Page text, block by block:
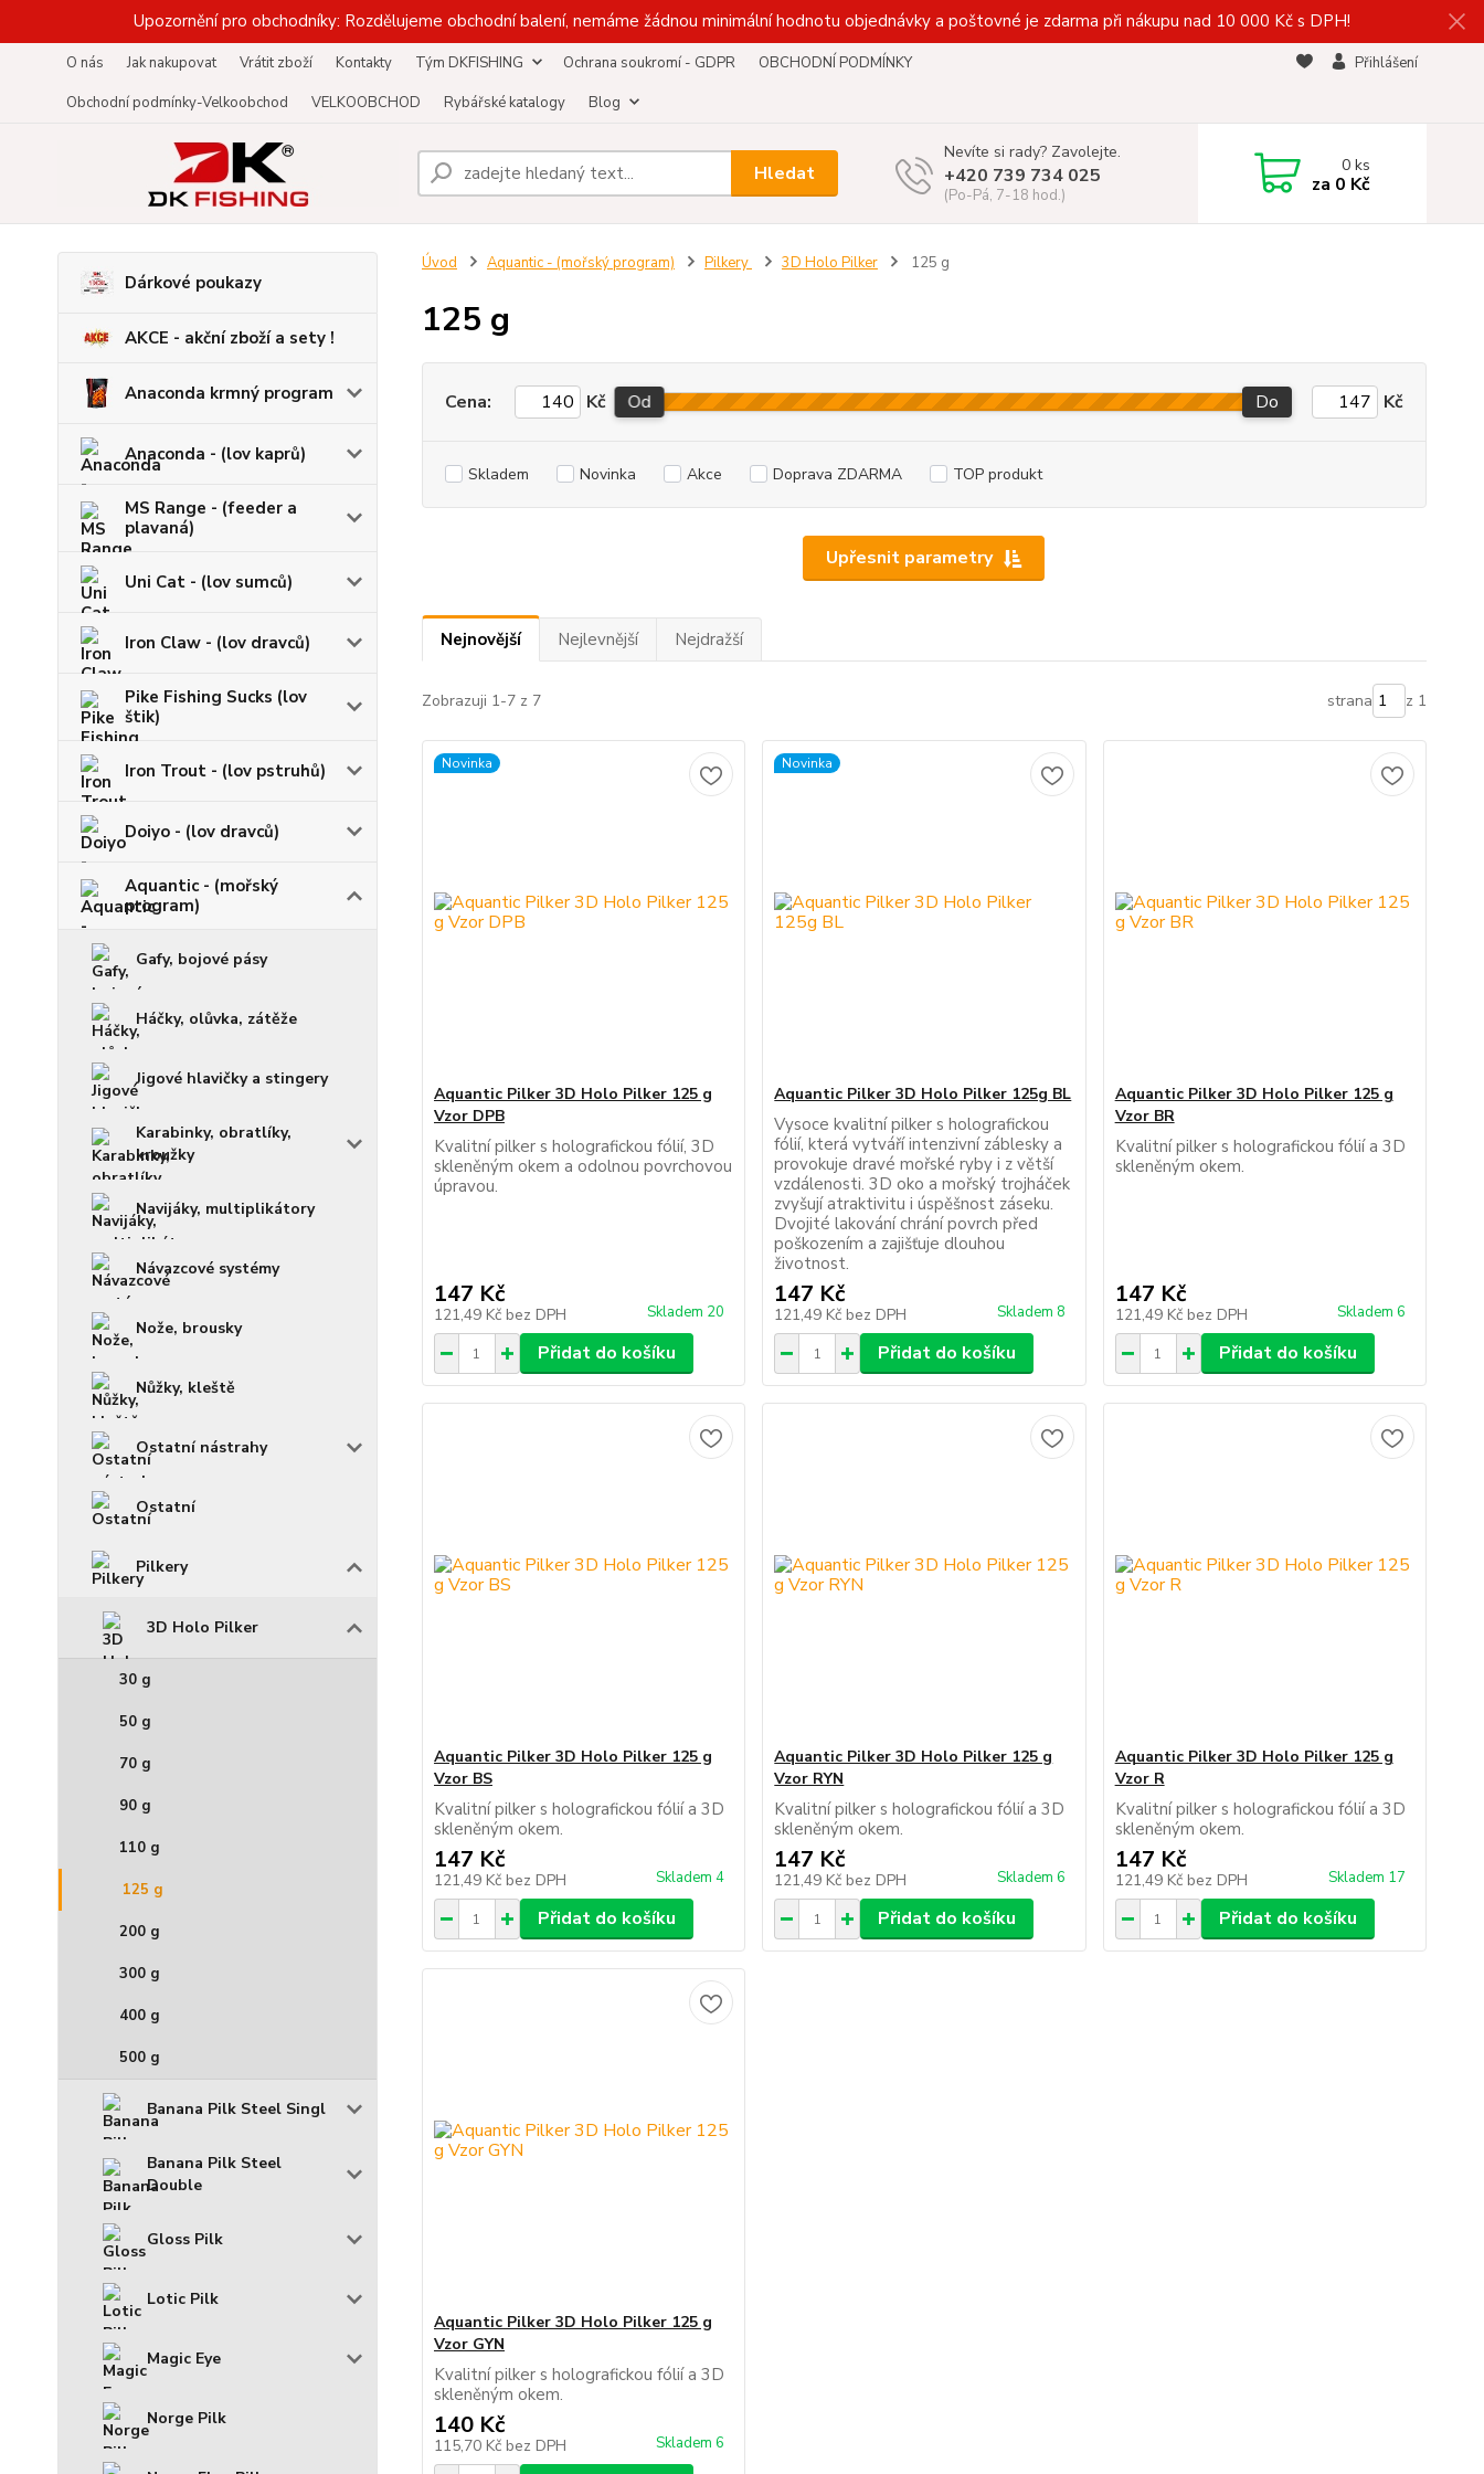
Upozornění pro obchodníky: Rozdělujeme obchodní balení, nemáme žádnou minimální hodnotu objednávky a poštovné je zdarma při nákupu nad 10 000 Kč s DPH!
O nás Jak nakupovat Vrátit zboží Kontakty Tým DKFISHING Ochrana soukromí - GDPR
OBCHODNÍ PODMÍNKY
Obchodní podmínky-Velkoobchod
VELKOOBCHOD Rybářské katalogy Blog
Přihlášení
Hledat
Nevíte si rady? Zavolejte.
+420 739 734 025
(Po-Pá, 7-18 hod.)
0ks
za 0 Kč
Dárkové poukazy
AKCE - akční zboží a sety !
Anaconda krmný program
Anaconda - (lov kaprů)
MS Range - (feeder a
plavaná)
Uni Cat - (lov sumců)
Iron Claw - (lov dravců)
Pike Fishing Sucks (lov
štik)
Iron Trout - (lov pstruhů)
Doiyo - (lov dravců)
Aquantic - (mořský
program)
Gafy, bojové pásy
Háčky, olůvka, zátěže
Jigové hlavičky a stingery
Karabinky, obratlíky,
kroužky
Navijáky, multiplikátory
Návazcové systémy
Nože, brousky
Nůžky, kleště
Ostatní nástrahy
Ostatní
Pilkery
3D Holo Pilker
30 g
50 g
70 g
90 g
110 g
125 g
200 g
300 g
400 g
500 g
Banana Pilk Steel Singl
Banana Pilk Steel
Double
Gloss Pilk
Lotic Pilk
Magic Eye
Norge Pilk
Úvod Aquantic - (mořský program) Pilkery 3D Holo Pilker 125 g
125 g
Upřesnit parametry
Cena: Kč Od Do Kč
Skladem Novinka Akce Doprava ZDARMA TOP produkt
Nejnovější Nejlevnější Nejdražší
Zobrazuji 1-7 z 7 strana z 1
Novinka
Aquantic Pilker 3D Holo Pilker 125 g
Vzor DPB
Kvalitní pilker s holografickou fólií, 3D
skleněným okem a odolnou povrchovou
úpravou.
147 Kč
121,49 Kč bez DPH Skladem 20
Přidat do košíku
Novinka
Aquantic Pilker 3D Holo Pilker 125g BL
Vysoce kvalitní pilker s holografickou
fólií, která vytváří intenzivní záblesky a
provokuje dravé mořské ryby i z větší
vzdálenosti. 3D oko a mořský trojháček
zvyšují atraktivitu i úspěšnost záseku.
Dvojité lakování chrání povrch před
poškozením a zajišťuje dlouhou
životnost.
147 Kč
121,49 Kč bez DPH Skladem 8
Přidat do košíku
Aquantic Pilker 3D Holo Pilker 125 g
Vzor BR
Kvalitní pilker s holografickou fólií a 3D
skleněným okem.
147 Kč
121,49 Kč bez DPH Skladem 6
Přidat do košíku
Aquantic Pilker 3D Holo Pilker 125 g
Vzor BS
Kvalitní pilker s holografickou fólií a 3D
skleněným okem.
147 Kč
121,49 Kč bez DPH Skladem 4
Přidat do košíku
Aquantic Pilker 3D Holo Pilker 125 g
Vzor RYN
Kvalitní pilker s holografickou fólií a 3D
skleněným okem.
147 Kč
121,49 Kč bez DPH Skladem 6
Přidat do košíku
Aquantic Pilker 3D Holo Pilker 125 g
Vzor R
Kvalitní pilker s holografickou fólií a 3D
skleněným okem.
147 Kč
121,49 Kč bez DPH Skladem 17
Přidat do košíku
Aquantic Pilker 3D Holo Pilker 125 g
Vzor GYN
Kvalitní pilker s holografickou fólií a 3D
skleněným okem.
140 Kč
115,70 Kč bez DPH Skladem 6